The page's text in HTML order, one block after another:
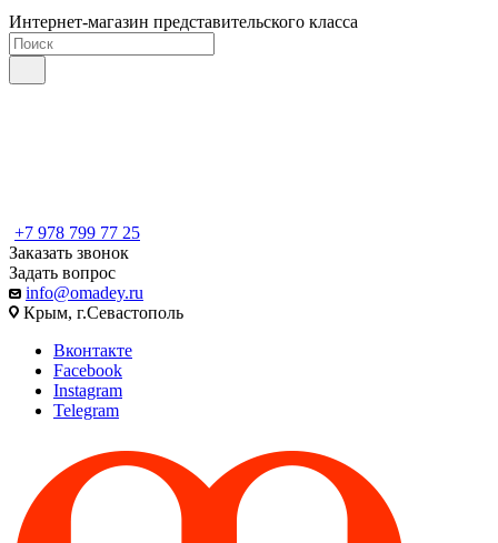
Интернет-магазин представительского класса
+7 978 799 77 25
Заказать звонок
Задать вопрос
info@omadey.ru
Крым, г.Севастополь
Вконтакте
Facebook
Instagram
Telegram